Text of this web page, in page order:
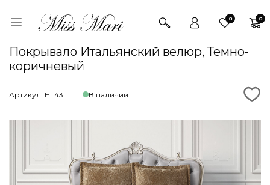
0 0
Покрывало Итальянский велюр, Темно-
коричневый
Артикул: HL43 В наличии